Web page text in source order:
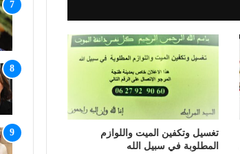
تغسيل وتكفين الميت واللوازم
المطلوبة في سبيل الله